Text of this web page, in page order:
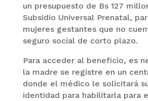
un presupuesto de Bs 127
Subsidio Universal Prenatal,
mujeres gestantes que no
seguro social de corto plazo.
Para acceder al beneficio, es
la madre se registre en un
donde el médico le solicitará
identidad para habilitarla para